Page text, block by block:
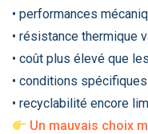
• performances
• résistance thermique
• coût plus élevé que
• conditions
• recyclabilité encore
Un mauvais choix